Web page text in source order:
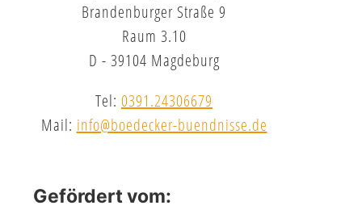
Brandenburger Straße 9
Raum 3.10
D - 39104 Magdeburg
Tel: 0391.24306679
Mail: info@boedecker-buendnisse.de
Gefördert vom: